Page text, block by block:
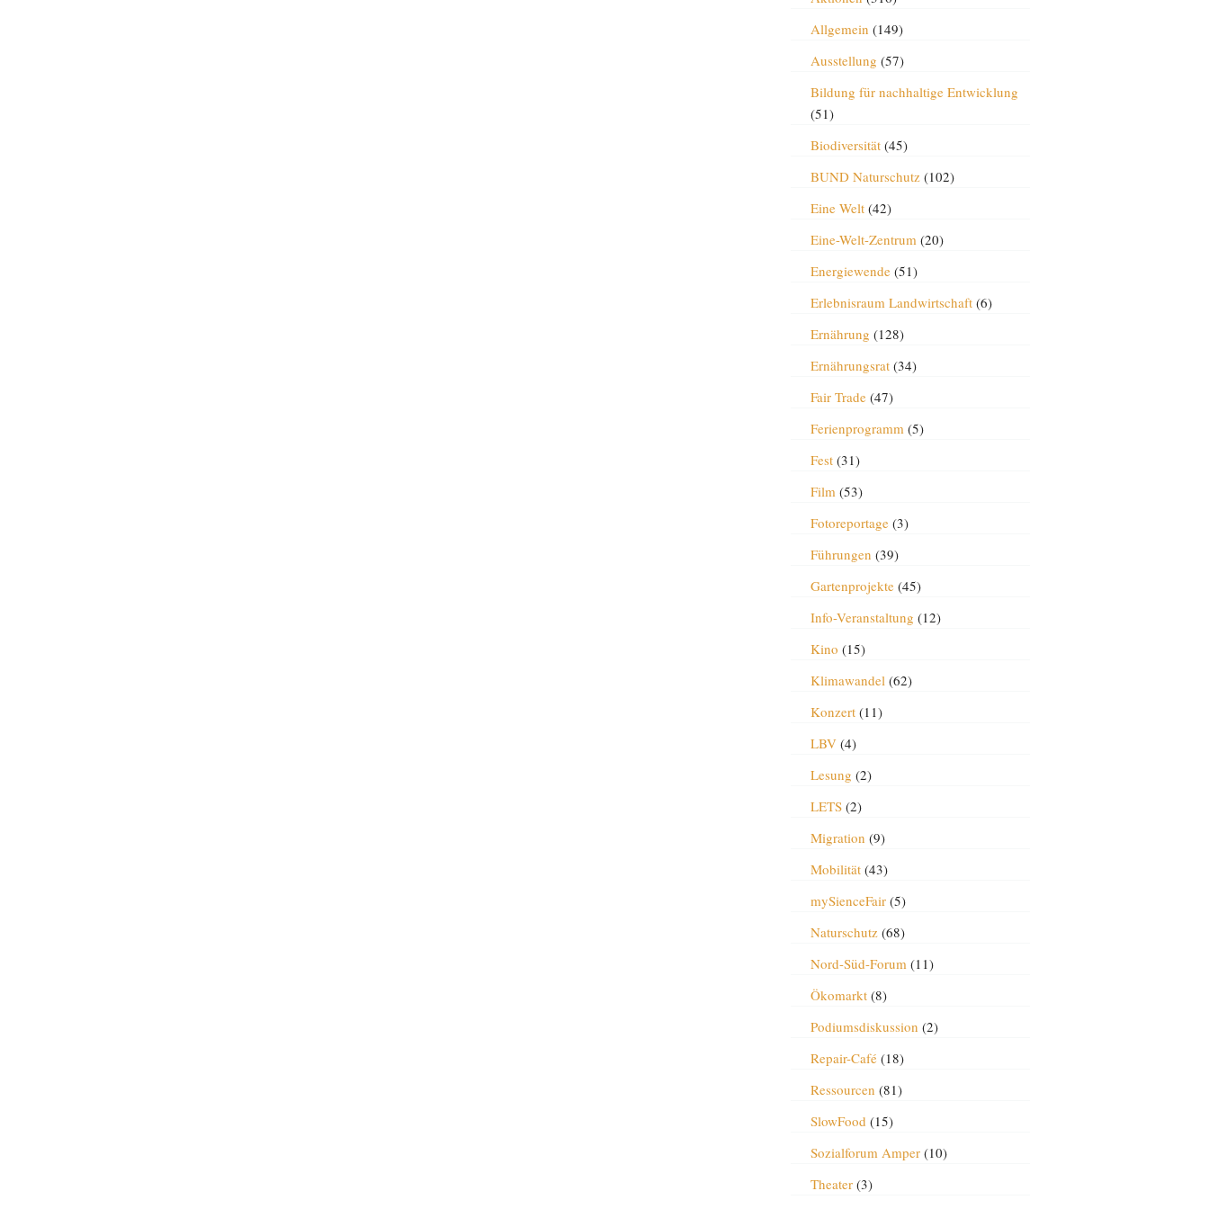
Allgemein (149)
Ausstellung (57)
Bildung für nachhaltige Entwicklung
(51)
Biodiversität(45)
BUND Naturschutz(102)
Eine Welt(42)
Eine-Welt-Zentrum(20)
Energiewende(51)
Erlebnisraum Landwirtschaft(6)
Ernährung (128)
Ernährungsrat(34)
Fair Trade(47)
Ferienprogramm(5)
Fest(31)
Film(53)
Fotoreportage(3)
Führungen (39)
Gartenprojekte(45)
Info-Veranstaltung (12)
Kino (15)
Klimawandel(62)
Konzert(11)
LBV(4)
Lesung (2)
LETS(2)
Migration (9)
Mobilität(43)
mySienceFair(5)
Naturschutz(68)
Nord-Süd-Forum(11)
Ökomarkt(8)
Podiumsdiskussion (2)
Repair-Café(18)
Ressourcen (81)
SlowFood (15)
Sozialforum Amper(10)
Theater(3)